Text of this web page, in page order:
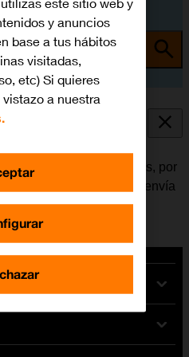
de datos
han sido utilizados, por
de internet o cuando se envía
y anuncios
base a tus hábitos
visitadas,
etc) Si quieres
a nuestra